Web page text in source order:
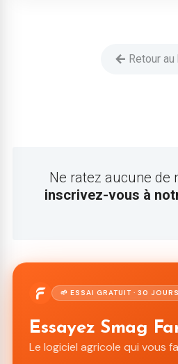
Retour au
Ne ratez aucune de
inscrivez-vous à
🌱 ESSAI GRATUIT · 30 JOURS
Essayez Smag
Le logiciel agricole qui vous